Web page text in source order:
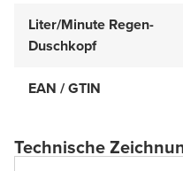
Liter/Minute Regen-
Duschkopf
EAN / GTIN
Technische